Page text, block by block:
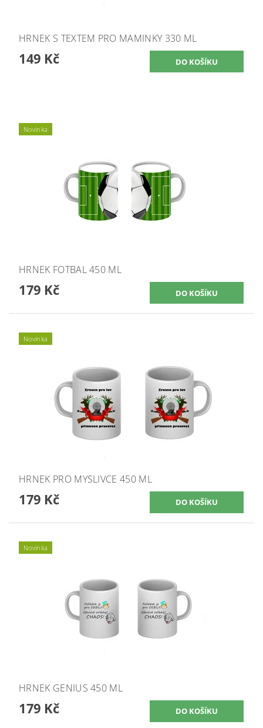
HRNEK S TEXTEM PRO MAMINKY 330 ML
149 Kč
Novinka
HRNEK FOTBAL 450 ML
179 Kč
Novinka
HRNEK PRO MYSLIVCE 450 ML
179 Kč
Novinka
HRNEK GENIUS 450 ML
179 Kč